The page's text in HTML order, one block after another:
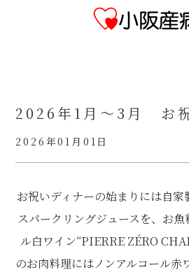
2026年1月～3月 お
2026年01月01日
お祝いディナーの始まりには自
スパークリングジュースを、お魚
ル白ワイン“PIERRE ZÉRO
のお肉料理にはノンアルコール赤